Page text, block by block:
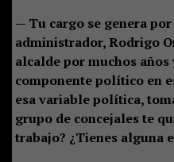
— Tu cargo se genera
administrador, Rodrigo
alcalde por muchos años
componente político en
esa variable política,
grupo de concejales te
trabajo? ¿Tienes alguna